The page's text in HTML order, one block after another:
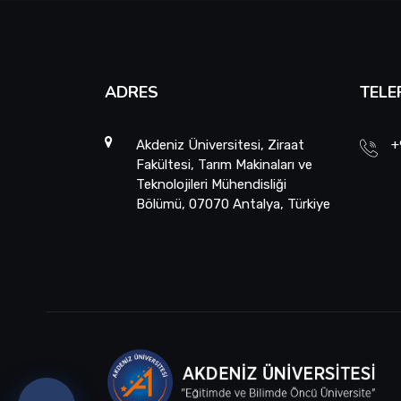
ADRES
Akdeniz Üniversitesi, Ziraat
Fakültesi, Tarım Makinaları ve
Teknolojileri Mühendisliği
Bölümü, 07070 Antalya, Türkiye